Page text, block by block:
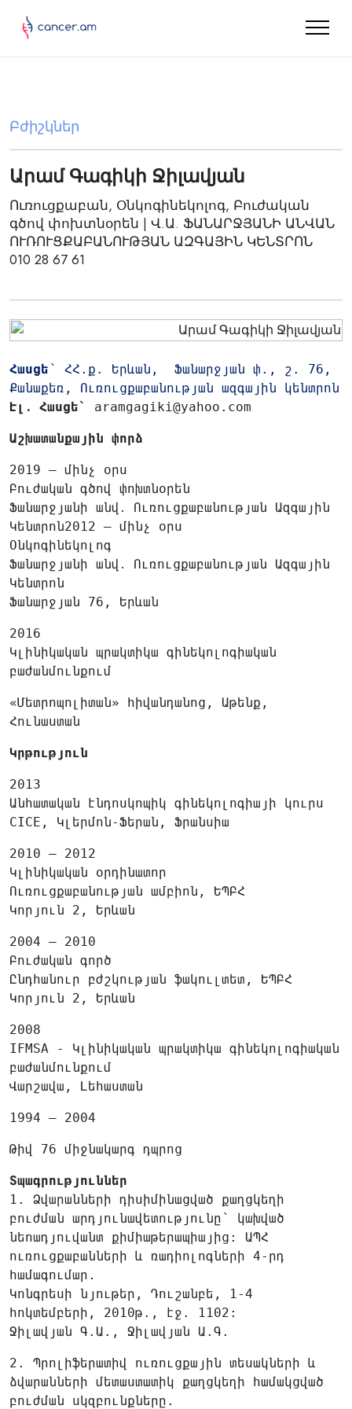
Բժիշկներ
Արամ Գագիկի Ջիլավյան
Ուռուցքաբան, Օնկոգինեկոլոգ, Բուժական
գծով փոխտնօրեն | Վ.Ա. ՖԱՆԱՐՋՅԱՆԻ ԱՆՎԱՆ
ՈՒՌՈՒՑՔԱԲԱՆՈՒԹՅԱՆ ԱԶԳԱՅԻՆ ԿԵՆՏՐՈՆ
010 28 67 61
Հասցե ՝ ՀՀ.ք. Երևան, Ֆանարջյան փ., շ. 76,
Քանաքեռ, Ուռուցքաբանության ազգային կենտրոն
Էլ․ Հասցե`
aramgagiki@yahoo.com
Աշխատանքային փորձ
2019 – մինչ օրս
Բուժական գծով փոխտնօրեն
Ֆանարջյանի անվ․ Ուռուցքաբանության Ազգային
Կենտրոն2012 – մինչ օրս
Օնկոգինեկոլոգ
Ֆանարջյանի անվ․ Ուռուցքաբանության Ազգային
Կենտրոն
Ֆանարջյան 76, Երևան
2016
Կլինիկական պրակտիկա գինեկոլոգիական
բաժանմունքում
«Մետրոպոլիտան» հիվանդանոց, Աթենք,
Հունաստան
Կրթություն
2013
Անհատական էնդոսկոպիկ գինեկոլոգիայի կուրս
CICE, Կլերմոն-Ֆերան, Ֆրանսիա
2010 – 2012
Կլինիկական օրդինատոր
Ուռուցքաբանության ամբիոն, ԵՊԲՀ
Կորյուն 2, Երևան
2004 – 2010
Բուժական գործ
Ընդհանուր բժշկության ֆակուլտետ, ԵՊԲՀ
Կորյուն 2, Երևան
2008
IFMSA - Կլինիկական պրակտիկա գինեկոլոգիական
բաժանմունքում
Վարշավա, Լեհաստան
1994 – 2004
Թիվ 76 միջնակարգ դպրոց
Տպագրություններ
1. Ձվարանների դիսիմինացված քաղցկեղի
բուժման արդյունավետությունը՝ կախված
նեոադյուվանտ քիմիաթերապիայից: ԱՊՀ
ուռուցքաբանների և ռադիոլոգների 4-րդ
համագումար.
Կոնգրեսի նյութեր, Դուշանբե, 1-4
հոկտեմբերի, 2010թ., էջ. 1102:
Ջիլավյան Գ.Ա., Ջիլավյան Ա.Գ.
2. Պրոլիֆերատիվ ուռուցքային տեսակների և
ձվարանների մետաստատիկ քաղցկեղի համակցված
բուժման սկզբունքները.